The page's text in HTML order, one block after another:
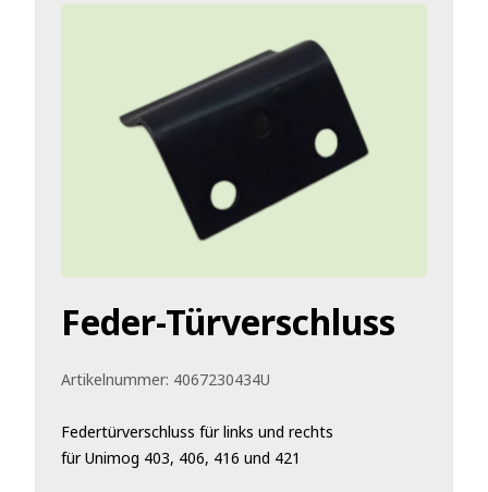
Feder-Türverschluss
Artikelnummer: 4067230434U
Federtürverschluss für links und rechts
für Unimog 403, 406, 416 und 421